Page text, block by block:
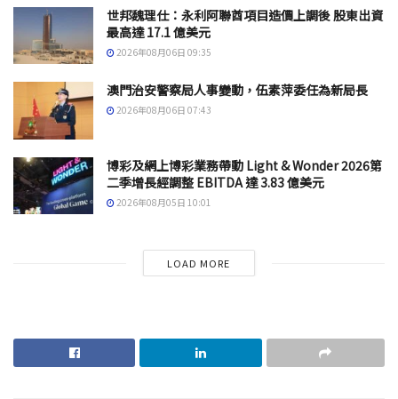
世邦魏理仕：永利阿聯酋項目造價上調後 股東出資
最高達 17.1 億美元
2026年08月06日 09:35
澳門治安警察局人事變動，伍素萍委任為新局長
2026年08月06日 07:43
博彩及網上博彩業務帶動 Light & Wonder 2026第
二季增長經調整 EBITDA 達 3.83 億美元
2026年08月05日 10:01
LOAD MORE